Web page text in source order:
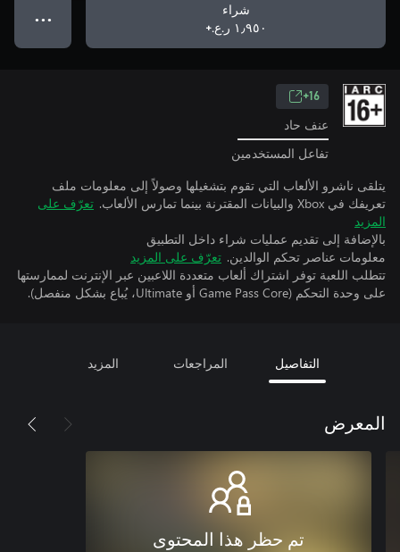
شراء
١٫٩٥٠ ر.ع.‏+
● ● ●
16+
عنف حاد
تفاعل المستخدمين
يتلقى ناشرو الألعاب التي تقوم بتشغيلها وصولاً إلى معلومات ملف
تعريفك في Xbox والبيانات المقترنة بينما تمارس الألعاب.
تعرّف على
المزيد
بالإضافة إلى تقديم عمليات شراء داخل التطبيق
معلومات عناصر تحكم الوالدين. تعرّف على المزيد
تتطلب اللعبة توفر اشتراك ألعاب متعددة اللاعبين عبر الإنترنت لممارستها
على وحدة التحكم (Game Pass Core أو Ultimate، يُباع بشكل منفصل).
التفاصيل المراجعات المزيد
المعرض
تم حظر هذا المحتوى